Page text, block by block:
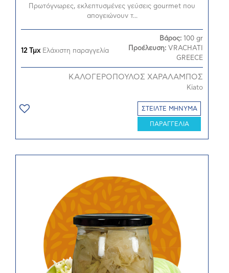
Πρωτόγνωρες, εκλεπτυσμένες γεύσεις gourmet που
απογειώνουν τ...
12 ΤμχΕλάχιστη παραγγελία
Βάρος: 100 gr
Προέλευση: VRACHATI
GREECE
ΚΑΛΟΓΕΡΟΠΟΥΛΟΣ ΧΑΡΑΛΑΜΠΟΣ
Kiato
ΣΤΕΙΛΤΕ ΜΗΝΥΜΑ
ΠΑΡΑΓΓΕΛΙΑ